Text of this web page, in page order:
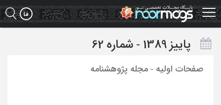
Skip
to
main
پاییز 1389 - شماره 62
صفحات اولیه - مجله پژوهشنامه